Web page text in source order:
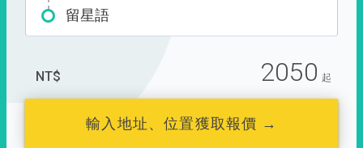
留星語
NT$ 2050 起
輸入地址、位置獲取報價 →